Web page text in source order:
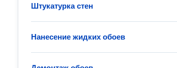
Штукатурка стен
Нанесение жидких обоев